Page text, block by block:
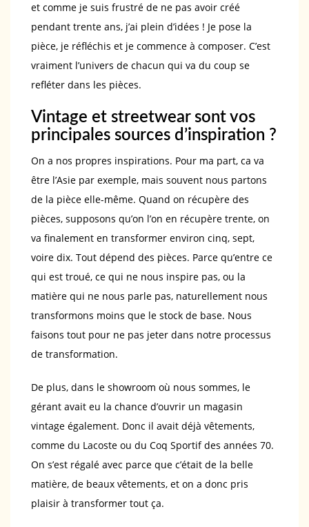
et comme je suis frustré de ne pas avoir créé
pendant trente ans, j’ai plein d’idées ! Je pose la
pièce, je réfléchis et je commence à composer. C’est
vraiment l’univers de chacun qui va du coup se
refléter dans les pièces.
Vintage et streetwear sont vos
principales sources d’inspiration ?
On a nos propres inspirations. Pour ma part, ca va
être l’Asie par exemple, mais souvent nous partons
de la pièce elle-même. Quand on récupère des
pièces, supposons qu’on l’on en récupère trente, on
va finalement en transformer environ cinq, sept,
voire dix. Tout dépend des pièces. Parce qu’entre ce
qui est troué, ce qui ne nous inspire pas, ou la
matière qui ne nous parle pas, naturellement nous
transformons moins que le stock de base. Nous
faisons tout pour ne pas jeter dans notre processus
de transformation.
De plus, dans le showroom où nous sommes, le
gérant avait eu la chance d’ouvrir un magasin
vintage également. Donc il avait déjà vêtements,
comme du Lacoste ou du Coq Sportif des années 70.
On s’est régalé avec parce que c’était de la belle
matière, de beaux vêtements, et on a donc pris
plaisir à transformer tout ça.